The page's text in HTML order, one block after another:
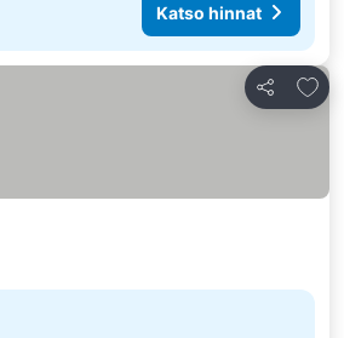
Katso hinnat
Jaa